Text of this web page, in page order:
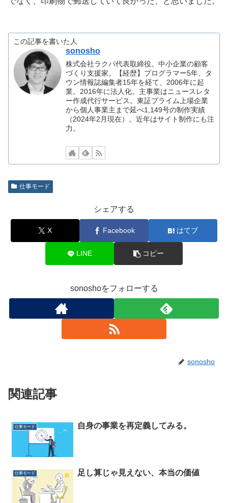
この記事を書いた人
sonosho
株式会社ラクパ代表取締役。中小企業の顧客
づくり支援家。【経歴】プログラマー5年、タ
ウン情報誌編集者15年を経て、2006年に起
業。2016年に法人化。主事業はニュースレタ
ー作成代行サービス。東証プライム上場企業
から個人事業主まで延べ1,149号の制作実績
（2024年2月現在）。近年はサイト制作にも注
力。
仕事モード
シェアする
X Facebook はてブ
LINE コピー
sonoshoをフォローする
sonosho
関連記事
仕事モード 自身の事業を再定義してみる。
仕事モード 足し算じゃ見えない、本当の価値